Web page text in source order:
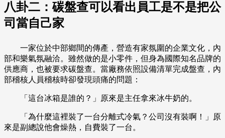
八卦二：碳盤查可以看出員工是不是把公
司當自己家
一家位於中部鄉間的傳產，營造有家氛圍的企業文化，內
部和樂氣氛融洽。雖然做的是小零件，但身為國際知名品牌的
供應商，也被要求碳盤查。當廠務依照設備清單完成盤查，內
部稽核人員稽核時卻發現頭痛的問題：
「這台冰箱是誰的？」原來是主任拿來冰牛奶的。
「為什麼這裡裝了一台分離式冷氣？公司沒有裝啊！」原
來是副總說他會燥熱，自費裝了一台。